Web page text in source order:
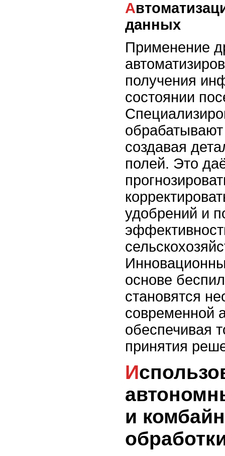
Автоматизация сбора и анализа
данных
Применение
получения
состоянии
создавая
полей. Это
удобрений и
основе
становятся
современной
обеспечивая
принятия
Использование
и